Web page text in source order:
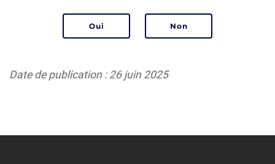
Date de publication : 26 juin 2025